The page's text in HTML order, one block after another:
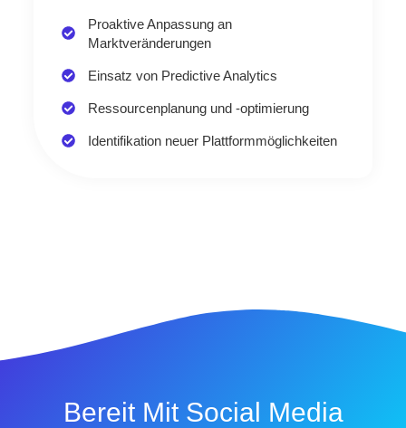
Proaktive Anpassung an
Marktveränderungen
Einsatz von Predictive Analytics
Ressourcenplanung und -optimierung
Identifikation neuer Plattformmöglichkeiten
Bereit Mit Social Media